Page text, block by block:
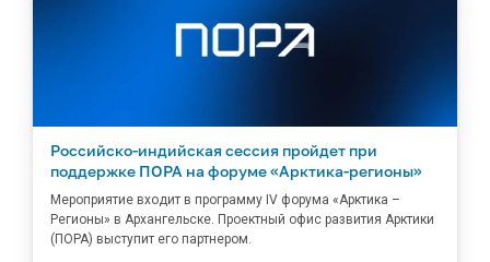
Российско-индийская сессия пройдет при
поддержке ПОРА на форуме «Арктика-регионы»
Мероприятие входит в программу IV форума «Арктика –
Регионы» в Архангельске. Проектный офис развития Арктики
(ПОРА) выступит его партнером.